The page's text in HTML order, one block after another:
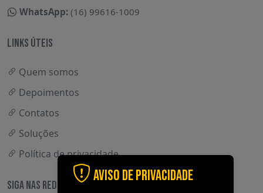
WhatsApp: (16) 99616-1009
LINKS ÚTEIS
Quem somos
Depoimentos
Contatos
Soluções
Política de privacidade
SIGA NAS REDES SOCIAIS
Aviso de Privacidade